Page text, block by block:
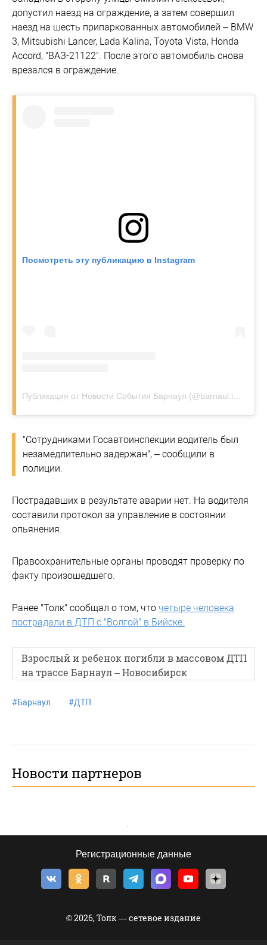
допустил наезд на ограждение, а затем совершил
наезд на шесть припаркованных автомобилей – BMW
3, Mitsubishi Lancer, Lada Kalina, Toyota Vista, Honda
Accord, "ВАЗ-21122". После этого автомобиль снова
врезался в ограждение.
Посмотреть эту публикацию в Instagram
Публикация от Новости События Барнаул (@barnaul.insta)
"Сотрудниками Госавтоинспекции водитель был
незамедлительно задержан", – сообщили в
полиции.
Пострадавших в результате аварии нет. На водителя
составили протокол за управление в состоянии
опьянения.
Правоохранительные органы проводят проверку по
факту произошедшего.
Ранее "Толк" сообщал о том, что четыре человека
пострадали в ДТП с "Волгой" в Бийске.
Взрослый и ребенок погибли в массовом ДТП
на трассе Барнаул – Новосибирск
#Барнаул #ДТП
Новости партнеров
Регистрационные данные
© 2026, Толк — сетевое издание